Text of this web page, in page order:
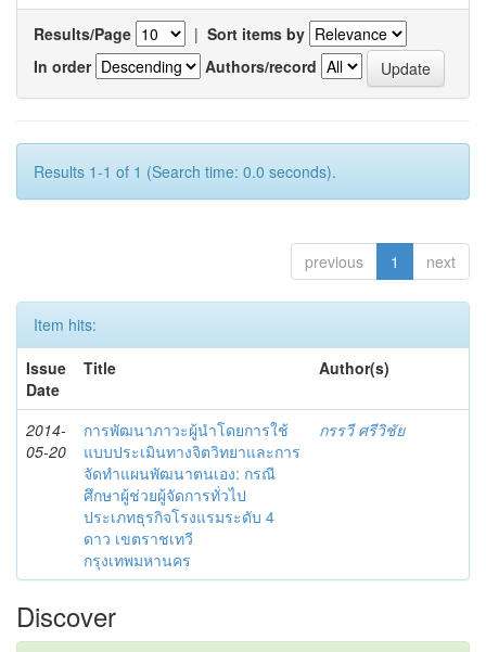
Results/Page | Sort items by
In order
Authors/record
Results 1-1 of 1 (Search time: 0.0 seconds).
previous 1 next
Item hits:
Issue
Date
Title Author(s)
2014-
05-20
การพัฒนาภาวะผู้นำโดยการใช้
แบบประเมินทางจิตวิทยาและการ
จัดทำแผนพัฒนาตนเอง: กรณี
ศึกษาผู้ช่วยผู้จัดการทั่วไป
ประเภทธุรกิจโรงแรมระดับ 4
ดาว เขตราชเทวี
กรุงเทพมหานคร
กรรวี ศรีวิชัย
Discover